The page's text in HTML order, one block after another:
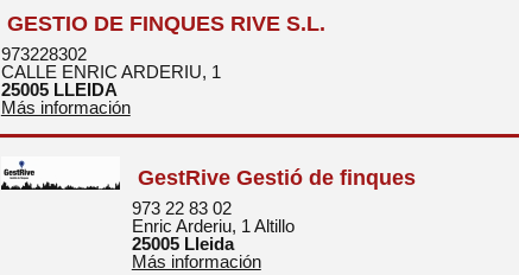
GESTIO DE FINQUES RIVE S.L.
973228302
CALLE ENRIC ARDERIU, 1
25005 LLEIDA
Más información
GestRive Gestió de finques
973 22 83 02
Enric Arderiu, 1 Altillo
25005 Lleida
Más información